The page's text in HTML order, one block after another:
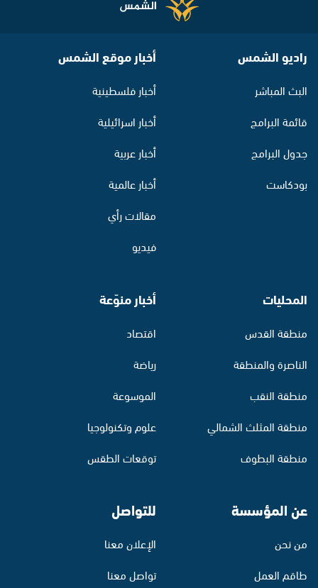
راديو الشمس
البث المباشر
قائمة البرامج
جدول البرامج
بودكاست
أخبار موقع الشمس
أخبار فلسطينية
أخبار اسرائيلية
أخبار عربية
أخبار عالمية
مقالات رأي
فيديو
المحليات
منطقة القدس
الناصرة والمنطقة
منطقة النقب
منطقة المثلث الشمالي
منطقة البطوف
أخبار منوّعة
اقتصاد
رياضة
الموسوعة
علوم وتكنولوجيا
توقعات الطقس
عن المؤسسة
من نحن
طاقم العمل
للتواصل
الإعلان معنا
تواصل معنا